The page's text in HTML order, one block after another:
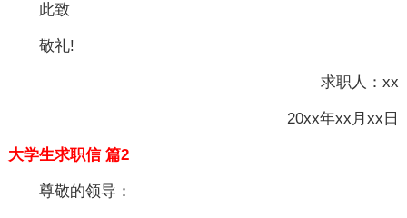
此致
敬礼!
求职人：xx
20xx年xx月xx日
大学生求职信 篇2
尊敬的领导：